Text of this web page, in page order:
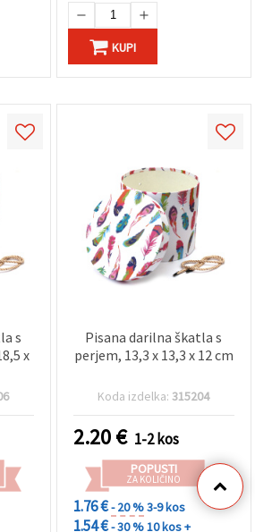
KUPI
s
x
Pisana darilna škatla s
perjem, 13,3 x 13,3 x 12 cm
Koda izdelka:315204
2.20€ 1-2 kos
POPUSTI
ZA KOLIČINO
1.76 €- 20 %3-9 kos
1.54 €- 30 %10 kos +